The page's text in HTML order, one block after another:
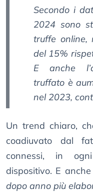
Secondo i
2024 sono
truffe online,
del 15%
E anche
truffato è
nel 2023,
Un trend chiaro,
coadiuvato dal
connessi, in
dispositivo. E anche
dopo anno più